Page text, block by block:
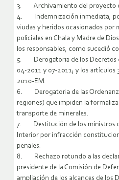
3. Archivamiento del proyecto
4. Indemnización inmediata,
viudas y heridos ocasionados por
policiales en Chala y Madre de
los responsables, como sucedió
5. Derogatoria de los Decretos
04-2011 y 07-2011; y los artículos
2010-EM.
6. Derogatoria de las
regiones) que impiden la
transporte de minerales.
7. Destitución de los ministros
Interior por infracción
penales.
8. Rechazo rotundo a las
presidente de la Comisión de
ampliación de los alcances de los